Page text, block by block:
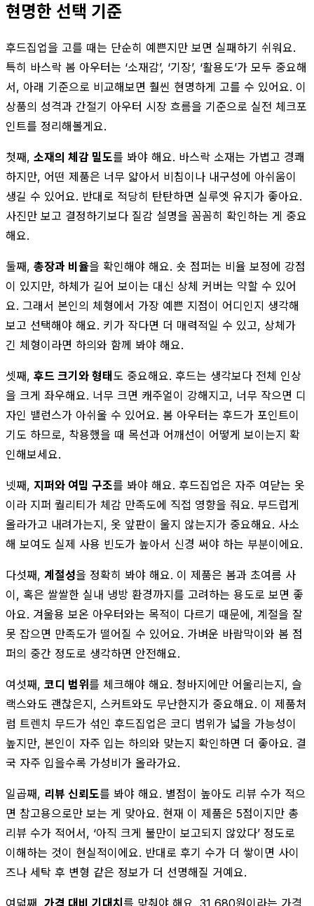
현명한 선택 기준
후드집업을 고를 때는 단순히 예쁜지만 보면 실패하기 쉬워요.
특히 바스락 봄 아우터는 ‘소재감’, ‘기장’, ‘활용도’가 모두 중요해
서, 아래 기준으로 비교해보면 훨씬 현명하게 고를 수 있어요. 이
상품의 성격과 간절기 아우터 시장 흐름을 기준으로 실전 체크포
인트를 정리해볼게요.
첫째, 소재의 체감 밀도를 봐야 해요. 바스락 소재는 가볍고 경쾌
하지만, 어떤 제품은 너무 얇아서 비침이나 내구성에 아쉬움이
생길 수 있어요. 반대로 적당히 탄탄하면 실루엣 유지가 좋아요.
사진만 보고 결정하기보다 질감 설명을 꼼꼼히 확인하는 게 중요
해요.
둘째, 총장과 비율을 확인해야 해요. 숏 점퍼는 비율 보정에 강점
이 있지만, 하체가 길어 보이는 대신 상체 커버는 약할 수 있어
요. 그래서 본인의 체형에서 가장 예쁜 지점이 어디인지 생각해
보고 선택해야 해요. 키가 작다면 더 매력적일 수 있고, 상체가
긴 체형이라면 하의와 함께 봐야 해요.
셋째, 후드 크기와 형태도 중요해요. 후드는 생각보다 전체 인상
을 크게 좌우해요. 너무 크면 캐주얼이 강해지고, 너무 작으면 디
자인 밸런스가 아쉬울 수 있어요. 봄 아우터는 후드가 포인트이
기도 하므로, 착용했을 때 목선과 어깨선이 어떻게 보이는지 확
인해보세요.
넷째, 지퍼와 여밈 구조를 봐야 해요. 후드집업은 자주 여닫는 옷
이라 지퍼 퀄리티가 체감 만족도에 직접 영향을 줘요. 부드럽게
올라가고 내려가는지, 옷 앞판이 울지 않는지가 중요해요. 사소
해 보여도 실제 사용 빈도가 높아서 신경 써야 하는 부분이에요.
다섯째, 계절성을 정확히 봐야 해요. 이 제품은 봄과 초여름 사
이, 혹은 쌀쌀한 실내 냉방 환경까지를 고려하는 용도로 보면 좋
아요. 겨울용 보온 아우터와는 목적이 다르기 때문에, 계절을 잘
못 잡으면 만족도가 떨어질 수 있어요. 가벼운 바람막이와 봄 점
퍼의 중간 정도로 생각하면 안전해요.
여섯째, 코디 범위를 체크해야 해요. 청바지에만 어울리는지, 슬
랙스와도 괜찮은지, 스커트와도 무난한지가 중요해요. 이 제품처
럼 트렌치 무드가 섞인 후드집업은 코디 범위가 넓을 가능성이
높지만, 본인이 자주 입는 하의와 맞는지 확인하면 더 좋아요. 결
국 자주 입을수록 가성비가 올라가요.
일곱째, 리뷰 신뢰도를 봐야 해요. 별점이 높아도 리뷰 수가 적으
면 참고용으로만 보는 게 맞아요. 현재 이 제품은 5점이지만 총
리뷰 수가 적어서, ‘아직 크게 불만이 보고되지 않았다’ 정도로
이해하는 것이 현실적이에요. 반대로 후기 수가 더 쌓이면 사이
즈나 세탁 후 변형 같은 정보가 더 선명해질 거예요.
여덟째, 가격 대비 기대치를 맞춰야 해요. 31,680원이라는 가격